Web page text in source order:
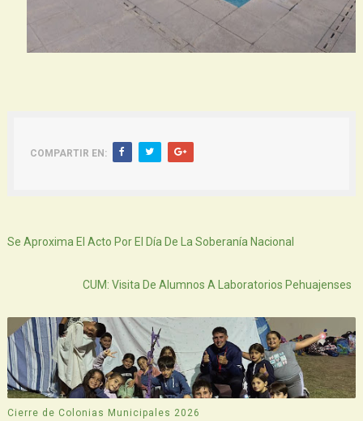
COMPARTIR EN:
Se Aproxima El Acto Por El Día De La Soberanía Nacional
CUM: Visita De Alumnos A Laboratorios Pehuajenses
Cierre de Colonias Municipales 2026